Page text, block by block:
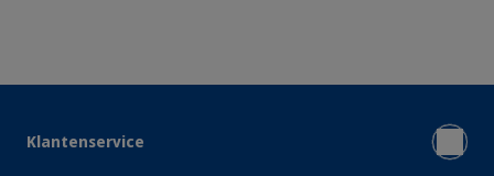
Klantenservice